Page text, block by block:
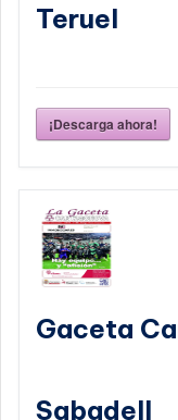
Teruel
¡Descarga ahora!
Gaceta
Sabadell